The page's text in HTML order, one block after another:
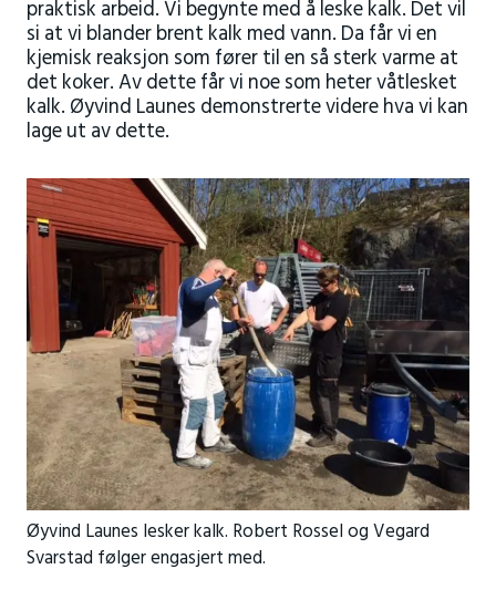
praktisk arbeid. Vi begynte med å leske kalk. Det vil
si at vi blander brent kalk med vann. Da får vi en
kjemisk reaksjon som fører til en så sterk varme at
det koker. Av dette får vi noe som heter våtlesket
kalk. Øyvind Launes demonstrerte videre hva vi kan
lage ut av dette.
Øyvind Launes lesker kalk. Robert Rossel og Vegard
Svarstad følger engasjert med.